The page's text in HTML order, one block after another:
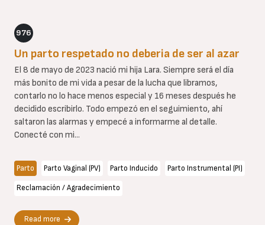
976
Un parto respetado no deberia de ser al azar
El 8 de mayo de 2023 nació mi hija Lara. Siempre será el día
más bonito de mi vida a pesar de la lucha que libramos,
contarlo no lo hace menos especial y 16 meses después he
decidido escribirlo. Todo empezó en el seguimiento, ahí
saltaron las alarmas y empecé a informarme al detalle.
Conecté con mi...
Parto Parto Vaginal (PV) Parto Inducido Parto Instrumental (PI)
Reclamación / Agradecimiento
Read more